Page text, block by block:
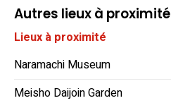
Autres lieux à proximité
Lieux à proximité
Naramachi Museum
Meisho Daijoin Garden